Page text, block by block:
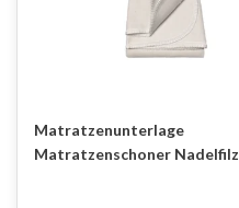
Matratzenunterlage
Matratzenschoner Nadelfilz